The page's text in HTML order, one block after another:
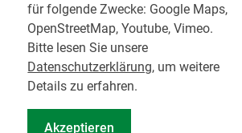
für folgende Zwecke: Google Maps,
OpenStreetMap, Youtube, Vimeo.
Bitte lesen Sie unsere
Datenschutzerklärung, um weitere
Details zu erfahren.
Akzeptieren
Inserate
Praktikum in einer Zahnarztpraxis
Jobs im Zahnärztehaus
Presse
Pressemitteilungen